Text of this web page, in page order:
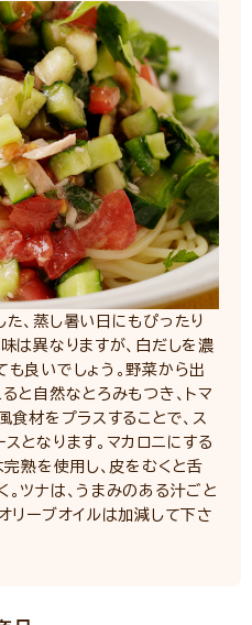
、蒸し暑い日にもぴったり
は異なりますが、白だしを濃
良いでしょう。野菜から出
と自然なとろみもつき、トマ
食材をプラスすることで、ス
となります。マカロニにする
完熟を使用し、皮をむくと舌
ツナは、うまみのある汁ごと
リーブオイルは加減して下さ